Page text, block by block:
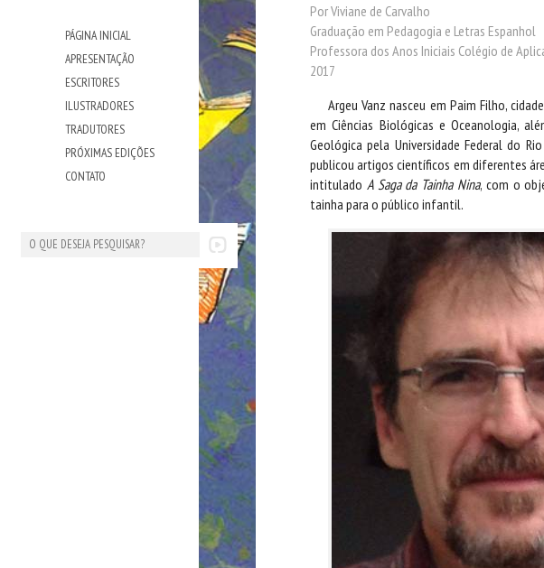
PÁGINA INICIAL
APRESENTAÇÃO
ESCRITORES
ILUSTRADORES
TRADUTORES
PRÓXIMAS EDIÇÕES
CONTATO
Por Viviane de Carvalho
Graduação em Pedagogia e Letras Espanhol
Professora dos Anos Iniciais Colégio de
2017
Argeu Vanz nasceu em Paim Filho,
em Ciências Biológicas e Oceanologia,
Geológica pela Universidade Federal do
publicou artigos científicos em diferentes
intitulado A Saga da Tainha Nina, com o
tainha para o público infantil.